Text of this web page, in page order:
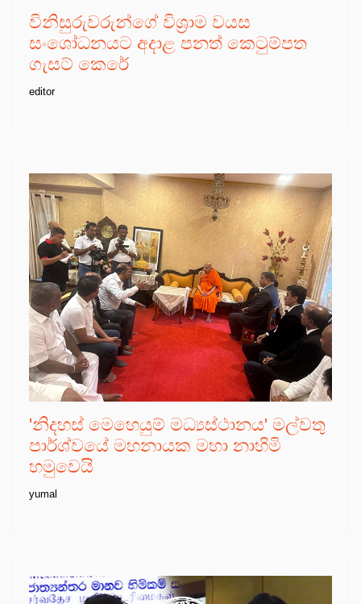
විනිසුරුවරුන්ගේ විශ්‍රාම වයස
සංශෝධනයට අදාළ පනත් කෙටුම්පත
ගැසට් කෙරේ
editor
'නිදහස් මෙහෙයුම් මධ්‍යස්ථානය' මල්වතු
පාර්ශ්වයේ මහනායක මහා නාහිමි
හමුවෙයි
yumal